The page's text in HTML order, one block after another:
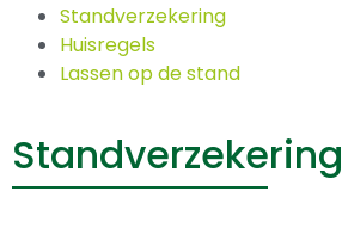
Standverzekering
Huisregels
Lassen op de stand
Standverzekering